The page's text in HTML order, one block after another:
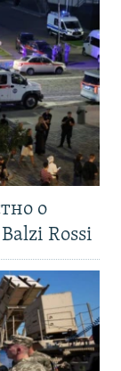
о
Rossi